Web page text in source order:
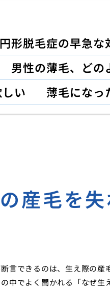
円形脱毛症の早急な
男性の薄毛、ど
い
薄毛になっ
産毛を
言できるのは、生え際の産
中でよく聞かれる「なぜ生